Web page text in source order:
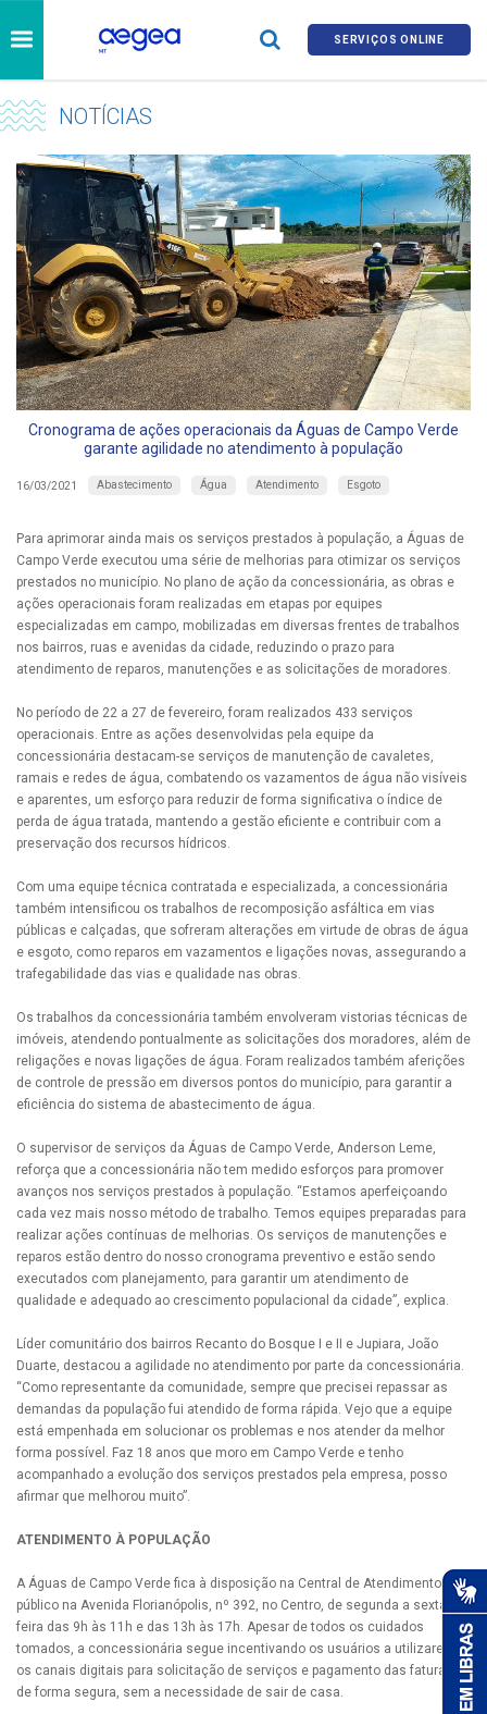
SERVIÇOS ONLINE
NOTÍCIAS
Cronograma de ações operacionais da Águas de Campo Verde
garante agilidade no atendimento à população
16/03/2021 Abastecimento Água Atendimento Esgoto
Para aprimorar ainda mais os serviços prestados à população, a Águas de
Campo Verde executou uma série de melhorias para otimizar os serviços
prestados no município. No plano de ação da concessionária, as obras e
ações operacionais foram realizadas em etapas por equipes
especializadas em campo, mobilizadas em diversas frentes de trabalhos
nos bairros, ruas e avenidas da cidade, reduzindo o prazo para
atendimento de reparos, manutenções e as solicitações de moradores.
No período de 22 a 27 de fevereiro, foram realizados 433 serviços
operacionais. Entre as ações desenvolvidas pela equipe da
concessionária destacam-se serviços de manutenção de cavaletes,
ramais e redes de água, combatendo os vazamentos de água não visíveis
e aparentes, um esforço para reduzir de forma significativa o índice de
perda de água tratada, mantendo a gestão eficiente e contribuir com a
preservação dos recursos hídricos.
Com uma equipe técnica contratada e especializada, a concessionária
também intensificou os trabalhos de recomposição asfáltica em vias
públicas e calçadas, que sofreram alterações em virtude de obras de água
e esgoto, como reparos em vazamentos e ligações novas, assegurando a
trafegabilidade das vias e qualidade nas obras.
Os trabalhos da concessionária também envolveram vistorias técnicas de
imóveis, atendendo pontualmente as solicitações dos moradores, além de
religações e novas ligações de água. Foram realizados também aferições
de controle de pressão em diversos pontos do município, para garantir a
eficiência do sistema de abastecimento de água.
O supervisor de serviços da Águas de Campo Verde, Anderson Leme,
reforça que a concessionária não tem medido esforços para promover
avanços nos serviços prestados à população. “Estamos aperfeiçoando
cada vez mais nosso método de trabalho. Temos equipes preparadas para
realizar ações contínuas de melhorias. Os serviços de manutenções e
reparos estão dentro do nosso cronograma preventivo e estão sendo
executados com planejamento, para garantir um atendimento de
qualidade e adequado ao crescimento populacional da cidade”, explica.
Líder comunitário dos bairros Recanto do Bosque I e II e Jupiara, João
Duarte, destacou a agilidade no atendimento por parte da concessionária.
“Como representante da comunidade, sempre que precisei repassar as
demandas da população fui atendido de forma rápida. Vejo que a equipe
está empenhada em solucionar os problemas e nos atender da melhor
forma possível. Faz 18 anos que moro em Campo Verde e tenho
acompanhado a evolução dos serviços prestados pela empresa, posso
afirmar que melhorou muito”.
ATENDIMENTO À POPULAÇÃO
A Águas de Campo Verde fica à disposição na Central de Atendimento ao
público na Avenida Florianópolis, nº 392, no Centro, de segunda a sexta-
feira das 9h às 11h e das 13h às 17h. Apesar de todos os cuidados
tomados, a concessionária segue incentivando os usuários a utilizarem
os canais digitais para solicitação de serviços e pagamento das faturas,
de forma segura, sem a necessidade de sair de casa.